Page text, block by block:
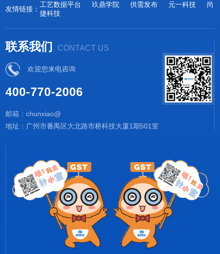
友情链接：
工艺数据平台 玖鼎学院 供需发布 元一科技
尚
捷科技
联系我们 CONTACT US
欢迎您来电咨询
400-770-2006
邮箱：chunxiao@
地址：广州市番禺区大北路市桥科技大厦1期501室